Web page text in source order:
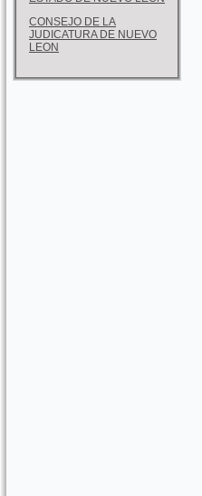
CONSEJO DE LA
JUDICATURA DE NUEVO
LEON